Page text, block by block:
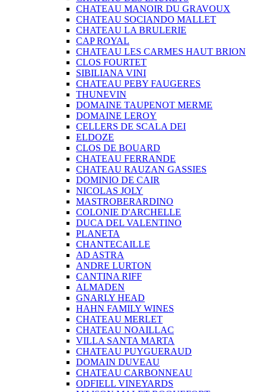
CHATEAU MANOIR DU GRAVOUX
CHATEAU SOCIANDO MALLET
CHATEAU LA BRULERIE
CAP ROYAL
CHATEAU LES CARMES HAUT BRION
CLOS FOURTET
SIBILIANA VINI
CHATEAU PEBY FAUGERES
THUNEVIN
DOMAINE TAUPENOT MERME
DOMAINE LEROY
CELLERS DE SCALA DEI
ELDOZE
CLOS DE BOUARD
CHATEAU FERRANDE
CHATEAU RAUZAN GASSIES
DOMINIO DE CAIR
NICOLAS JOLY
MASTROBERARDINO
COLONIE D'ARCHELLE
DUCA DEL VALENTINO
PLANETA
CHANTECAILLE
AD ASTRA
ANDRE LURTON
CANTINA RIFF
ALMADEN
GNARLY HEAD
HAHN FAMILY WINES
CHATEAU MERLET
CHATEAU NOAILLAC
VILLA SANTA MARTA
CHATEAU PUYGUERAUD
DOMAIN DUVEAU
CHATEAU CARBONNEAU
ODFIELL VINEYARDS